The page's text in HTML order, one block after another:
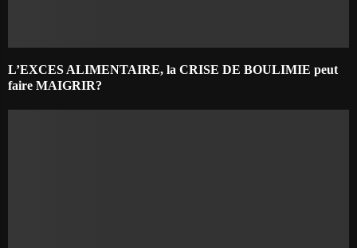
L’EXCES ALIMENTAIRE, la CRISE DE BOULIMIE peut
faire MAIGRIR?